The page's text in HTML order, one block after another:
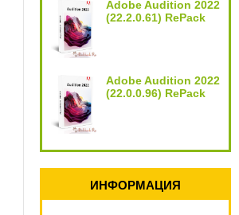
Adobe Audition 2022
(22.2.0.61) RePack
Adobe Audition 2022
(22.0.0.96) RePack
ИНФОРМАЦИЯ